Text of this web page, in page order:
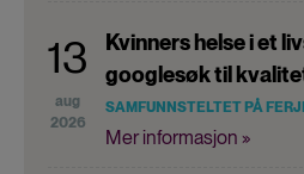
13
aug
2026
Kvinners helse i et
googlesøk til
SAMFUNNSTELTET PÅ
Mer informasjon »